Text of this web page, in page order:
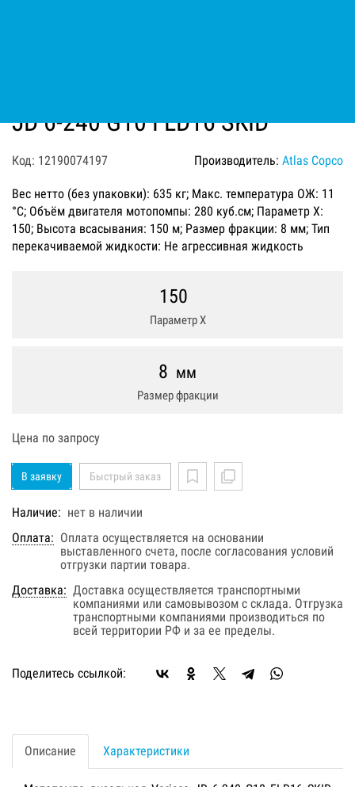
JD 6-240 G10 FLD16 SKID
Код: 12190074197 Производитель: Atlas Copco
Вес нетто (без упаковки): 635 кг; Макс. температура ОЖ: 11
°C; Объём двигателя мотопомпы: 280 куб.см; Параметр Х:
150; Высота всасывания: 150 м; Размер фракции: 8 мм; Тип
перекачиваемой жидкости: Не агрессивная жидкость
150
Параметр Х
8 мм
Размер фракции
Цена по запросу
В заявку Быстрый заказ
Наличие: нет в наличии
Оплата: Оплата осуществляется на основании
выставленного счета, после согласования условий
отгрузки партии товара.
Доставка: Доставка осуществляется транспортными
компаниями или самовывозом с склада. Отгрузка
транспортными компаниями производиться по
всей территории РФ и за ее пределы.
Поделитесь ссылкой:
Описание Характеристики